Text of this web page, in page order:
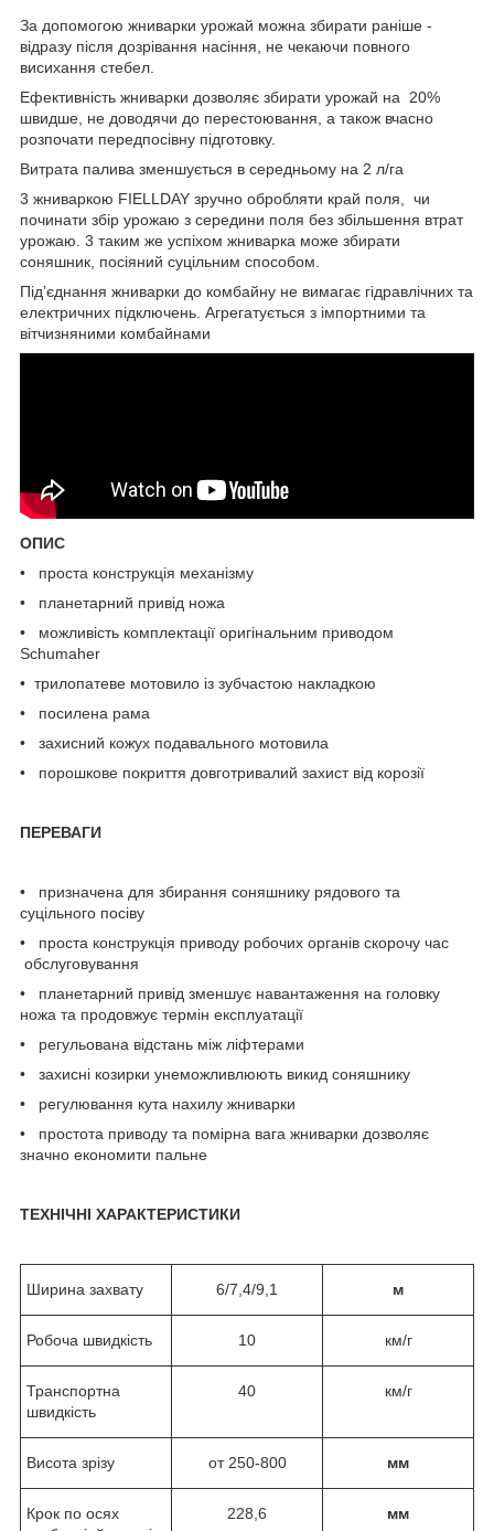
За допомогою жниварки урожай можна збирати раніше -
відразу після дозрівання насіння, не чекаючи повного
висихання стебел.
Ефективність жниварки дозволяє збирати урожай на 20%
швидше, не доводячи до перестоювання, а також вчасно
розпочати передпосівну підготовку.
Витрата палива зменшується в середньому на 2 л/га
3 жниваркою FІELLDAY зручно обробляти край поля, чи
починати збір урожаю з середини поля без збільшення втрат
урожаю. 3 таким же успіхом жниварка може збирати
соняшник, посіяний суцільним способом.
Під’єднання жниварки до комбайну не вимагає гідравлічних та
електричних підключень. Агрегатується з імпортними та
вітчизняними комбайнами
ОПИС
• проста конструкція механізму
• планетарний привід ножа
• можливість комплектації оригінальним приводом
Schumaher
• трилопатеве мотовило із зубчастою накладкою
• посилена рама
• захисний кожух подавального мотовила
• порошкове покриття довготривалий захист від корозії
ПЕРЕВАГИ
• призначена для збирання соняшнику рядового та
суцільного посіву
• проста конструкція приводу робочих органів скорочу час
обслуговування
• планетарний привід зменшує навантаження на головку
ножа та продовжує термін експлуатації
• регульована відстань між ліфтерами
• захисні козирки унеможливлюють викид соняшнику
• регулювання кута нахилу жниварки
• простота приводу та помірна вага жниварки дозволяє
значно економити пальне
ТЕХНІЧНІ ХАРАКТЕРИСТИКИ
Ширина захвату 6/7,4/9,1 м
Робоча швидкість 10 км/г
Транспортна
швидкість
40 км/г
Висота зрізу от 250-800 мм
Крок по осях
228,6 мм